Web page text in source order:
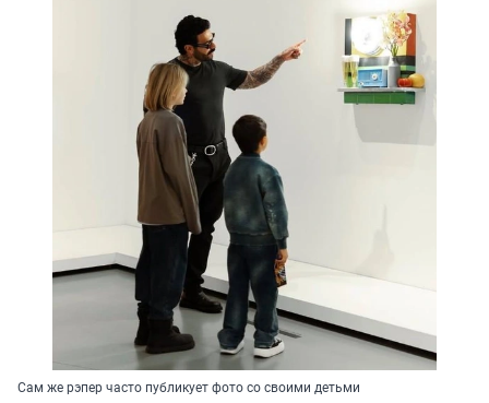
Сам же рэпер часто публикует фото со своими детьми